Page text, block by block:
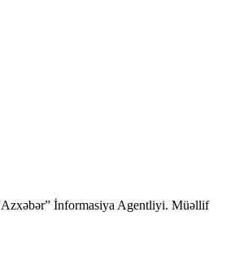
İnformasiya Agentliyi. Müəllif